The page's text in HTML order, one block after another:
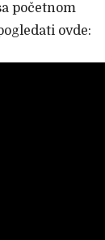
početnom
ovde: